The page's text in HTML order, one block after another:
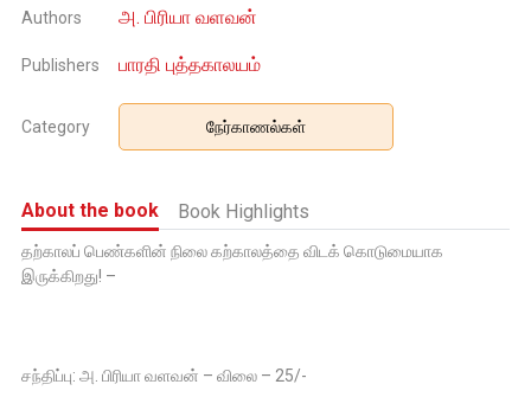
Authors அ. பிரியா வளவன்
Publishers பாரதி புத்தகாலயம்
Category நேர்காணல்கள்
About the book Book Highlights
தற்காலப் பெண்களின் நிலை கற்காலத்தை விடக் கொடுமையாக
இருக்கிறது! –
சந்திப்பு: அ. பிரியா வளவன் – விலை – 25/-